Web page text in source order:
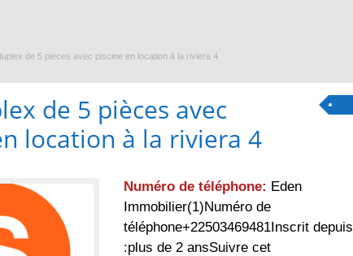
de 5 pièces avec piscine en location à la riviera 4
de 5 pièces avec
location à la riviera 4
Numéro de téléphone: Eden
Immobilier(1)Numéro de
téléphone+22503469481Inscrit depuis
:plus de 2 ansSuivre cet